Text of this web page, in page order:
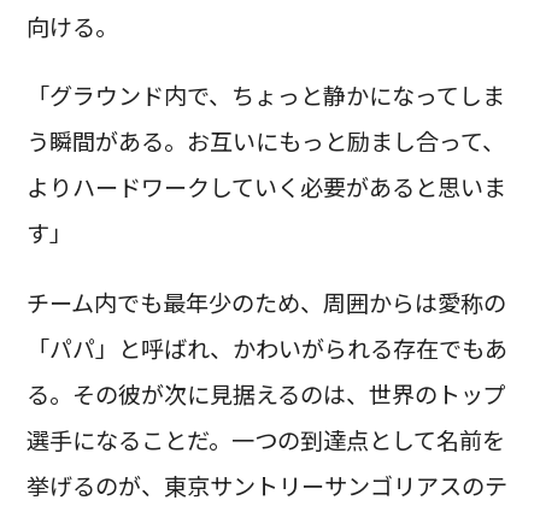
向ける。
「グラウンド内で、ちょっと静かになってしま
う瞬間がある。お互いにもっと励まし合って、
よりハードワークしていく必要があると思いま
す」
チーム内でも最年少のため、周囲からは愛称の
「パパ」と呼ばれ、かわいがられる存在でもあ
る。その彼が次に見据えるのは、世界のトップ
選手になることだ。一つの到達点として名前を
挙げるのが、東京サントリーサンゴリアスのテ